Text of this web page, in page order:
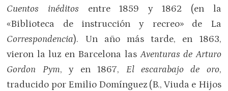
Cuentos inéditos entre 1859 y 1862 (en la
«Biblioteca de instrucción y recreo» de La
Correspondencia). Un año más tarde, en 1863,
vieron la luz en Barcelona lasAventuras de Arturo
Gordon Pym, y en 1867, El escarabajo de oro,
traducido por Emilio Domínguez (B., Viuda e Hijos